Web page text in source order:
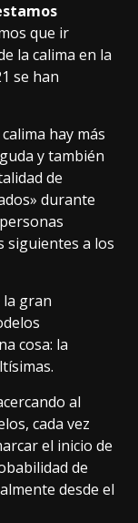
que ir
la calima en la
se han
hay más
y también
de
durante
siguientes a los
la gran
cosa: la
al
cada vez
el inicio de
de
desde el